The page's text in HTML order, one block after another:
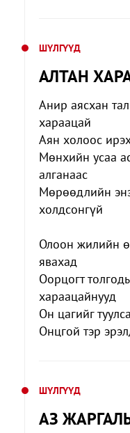
ШҮЛГҮҮД
АЛТАН
Анир аясхан
хараацай
Аян холоос
Мөнхийн усаа
алганаас
Мөрөөдлийн
холдсонгүй
Олоон жилийн
явахад
Оорцогт
хараацайнууд
Он цагийг
Онцгой тэр
ШҮЛГҮҮД
АЗ